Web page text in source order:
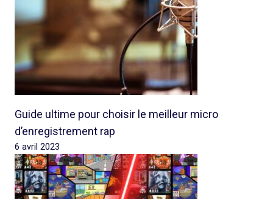
Guide ultime pour choisir le meilleur micro
d’enregistrement rap
6 avril 2023